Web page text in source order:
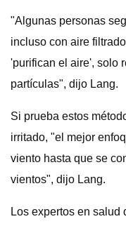
"Algunas personas
incluso con aire
'purifican el aire', solo
partículas", dijo Lang.
Si prueba estos
irritado, "el mejor
viento hasta que se
vientos", dijo Lang.
Los expertos en salud